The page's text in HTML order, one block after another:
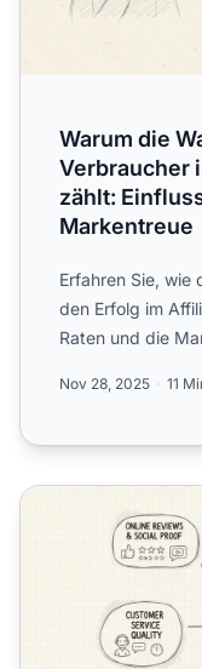
Warum die
Verbraucher
zählt:
Markentreue
Erfahren Sie, wie
den Erfolg im
Raten und die
Nov 28, 2025 11
Welche Faktoren